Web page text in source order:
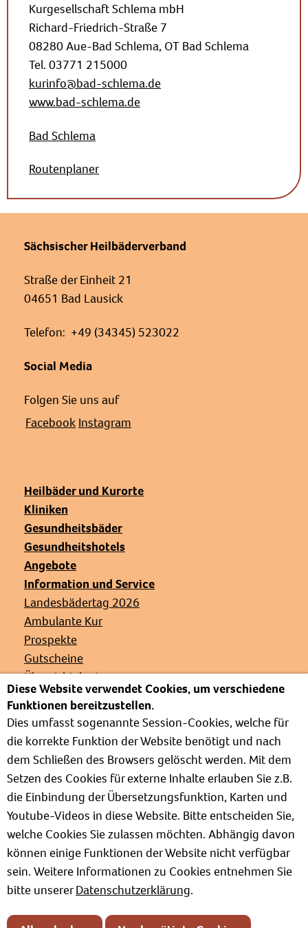
Kurgesellschaft Schlema mbH
Richard-Friedrich-Straße 7
08280 Aue-Bad Schlema, OT Bad Schlema
Tel. 03771 215000
kurinfo@bad-schlema.de
www.bad-schlema.de
Bad Schlema
Routenplaner
Sächsischer Heilbäderverband
Straße der Einheit 21
04651 Bad Lausick
Telefon: +49 (34345) 523022
Social Media
Folgen Sie uns auf
Facebook Instagram
Heilbäder und Kurorte
Kliniken
Gesundheitsbäder
Gesundheitshotels
Angebote
Information und Service
Landesbädertag 2026
Ambulante Kur
Prospekte
Gutscheine
Übersichtskarte
Veranstaltungen
Presse
Links
Partnerverbände
Barrierefrei
Weg zur Kur
Kur- und Wellnesslexikon
Informationen zum Verband
Positionspapiere
Impressum
Diese Website verwendet Cookies, um verschiedene
Funktionen bereitzustellen.
Dies umfasst sogenannte Session-Cookies, welche für
die korrekte Funktion der Website benötigt und nach
dem Schließen des Browsers gelöscht werden. Mit dem
Setzen des Cookies für externe Inhalte erlauben Sie z.B.
die Einbindung der Übersetzungsfunktion, Karten und
Youtube-Videos in diese Website. Bitte entscheiden Sie,
welche Cookies Sie zulassen möchten. Abhängig davon
können einige Funktionen der Website nicht verfügbar
sein. Weitere Informationen zu Cookies entnehmen Sie
bitte unsererDatenschutzerklärung.